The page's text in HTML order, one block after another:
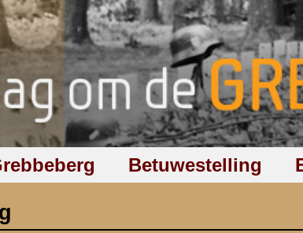
Betuwestelling Ereveld Stichting